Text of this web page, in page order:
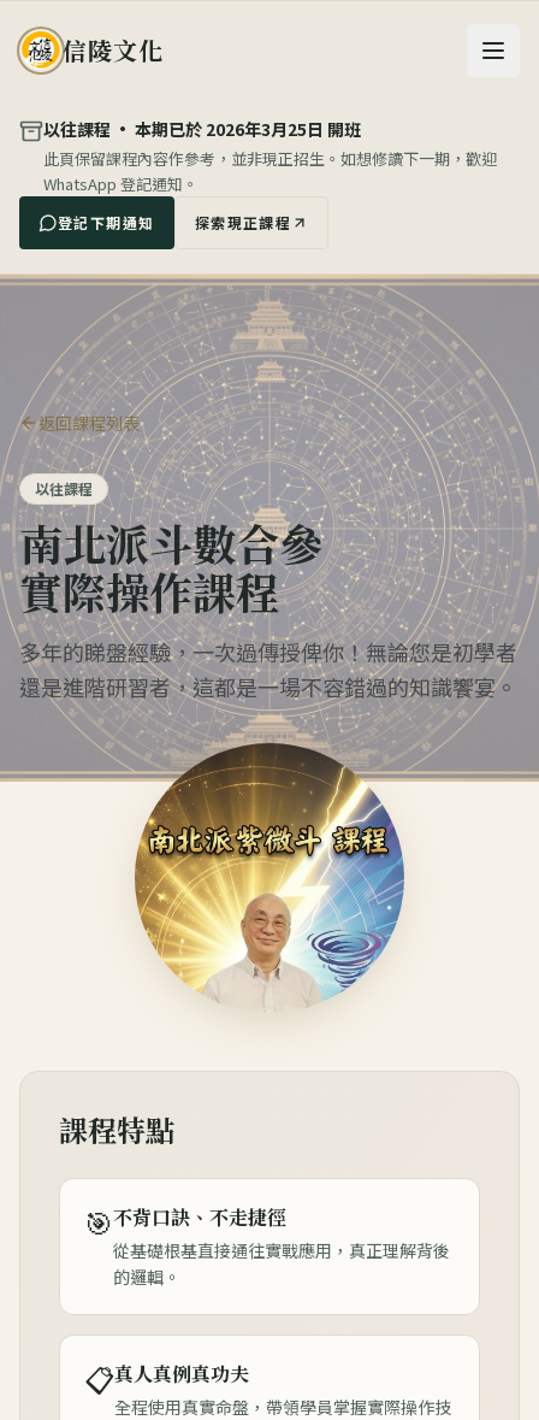
信陵文化
以往課程 · 本期已於 2026年3月25日 開班
此頁保留課程內容作參考，並非現正招生。 如想修讀下一期，歡迎
WhatsApp 登記通知。
登記下期通知 探索現正課程
返回課程列表
以往課程
南北派斗數合參
實際操作課程
多年的睇盤經驗，一次過傳授俾你！無論您是初學者
還是進階研習者，這都是一場不容錯過的知識饗宴。
課程特點
🎯不背口訣、不走捷徑
從基礎根基直接通往實戰應用，真正理解背後
的邏輯。
📋真人真例真功夫
全程使用真實命盤，帶領學員掌握實際操作技